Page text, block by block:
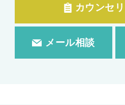
脂肪吸引
カウンセ
メール相談